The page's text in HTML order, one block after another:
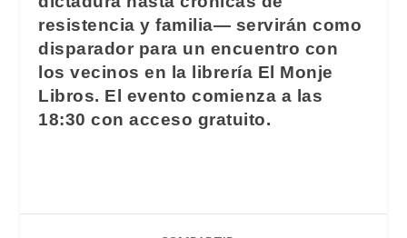
resistencia y familia— servirán como
disparador para un encuentro con
los vecinos en la librería El Monje
Libros. El evento comienza a las
18:30 con acceso gratuito.